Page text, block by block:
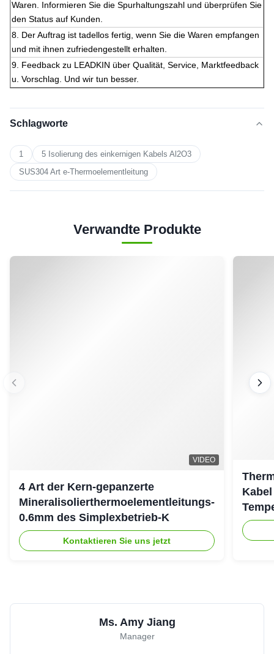
Wir addieren Hitzepsychiatersschläuche und Plastikfilm, um uns
des hohen Isolierwiderstands zu vergewissern.
Ausgenommen Markierungsanmerkungen haben wir auch
Durchlaufkarte und Prüfbericht für jedes Spulenkabel.
C. Exihibition
1. Genaues Zitat.
2.Bestätigen Sie den Preis, Vertragsklausel, Vorbereitungs- und
LEADKIN-Dichtung.
4. Kunde vereinbart die Zahlung für Ablagerung und schickt uns
Bankbeleg.
8. Der Auftrag ist tadellos fertig, wenn Sie die Waren empfangen
1
5 Isolierung des einkernigen Kabels Al2O3
SUS304 Art e-Thermoelementleitung